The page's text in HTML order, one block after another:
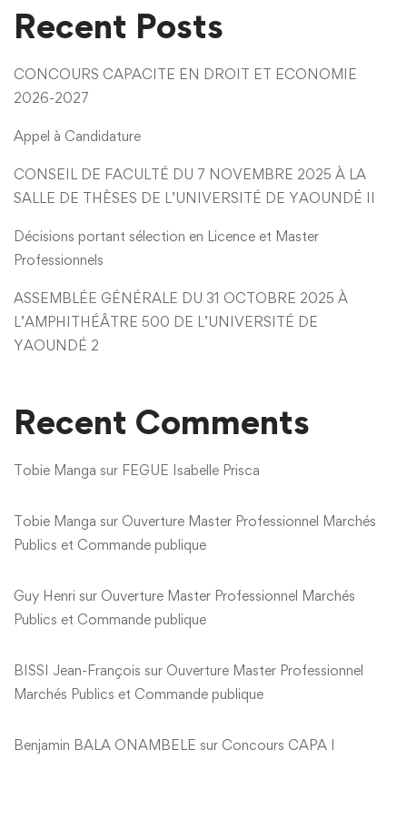
Recent Posts
CONCOURS CAPACITE EN DROIT ET ECONOMIE
2026-2027
Appel à Candidature
CONSEIL DE FACULTÉ DU 7 NOVEMBRE 2025 À LA
SALLE DE THÈSES DE L’UNIVERSITÉ DE YAOUNDÉ II
Décisions portant sélection en Licence et Master
Professionnels
ASSEMBLÉE GÉNÉRALE DU 31 OCTOBRE 2025 À
L’AMPHITHÉÂTRE 500 DE L’UNIVERSITÉ DE
YAOUNDÉ 2
Recent Comments
Tobie Manga sur FEGUE Isabelle Prisca
Tobie Manga sur Ouverture Master Professionnel Marchés
Publics et Commande publique
Guy Henri sur Ouverture Master Professionnel Marchés
Publics et Commande publique
BISSI Jean-François sur Ouverture Master Professionnel
Marchés Publics et Commande publique
Benjamin BALA ONAMBELE sur Concours CAPA I